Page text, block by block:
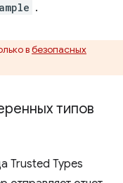
.
вбезопасных
типов
Trusted Types